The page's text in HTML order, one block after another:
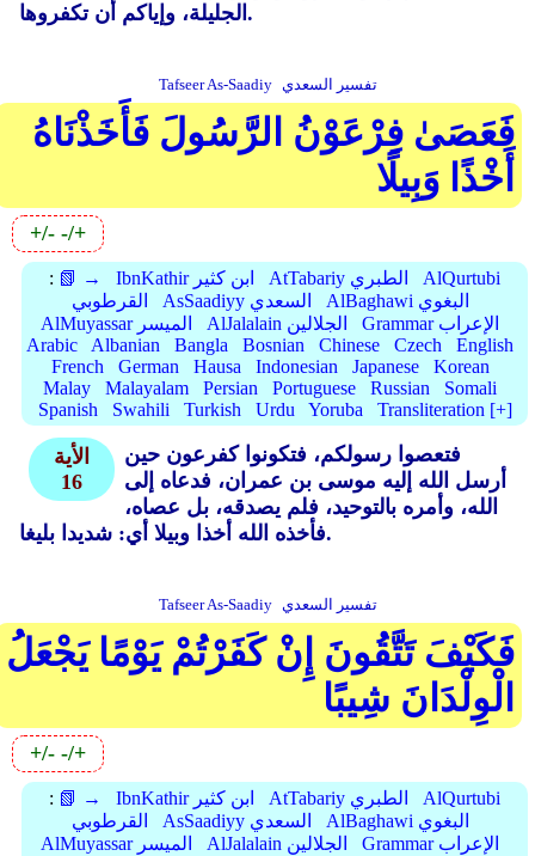
الجليلة، وإياكم أن تكفروها.
Tafseer As-Saadiy تفسير السعدي
فَعَصَىٰ فِرْعَوْنُ الرَّسُولَ فَأَخَذْنَاهُ
أَخْذًا وَبِيلًا
+/- -/+
: 📗 → IbnKathir ابن كثير AtTabariy الطبري
AlQurtubi
القرطوبي
AsSaadiyy السعدي
AlBaghawi البغوي
AlMuyassar الميسر
AlJalalain الجلالين
Grammar الإعراب
Arabic
Albanian Bangla Bosnian Chinese Czech
English
French
German Hausa Indonesian Japanese
Korean
Malay
Malayalam Persian Portuguese Russian
Somali
Spanish
Swahili Turkish Urdu Yoruba Transliteration [+]
الأية
16
فتعصوا رسولكم، فتكونوا كفرعون حين
أرسل الله إليه موسى بن عمران، فدعاه إلى
الله، وأمره بالتوحيد، فلم يصدقه، بل عصاه،
فأخذه الله أخذا وبيلا أي: شديدا بليغا.
Tafseer As-Saadiy تفسير السعدي
فَكَيْفَ تَتَّقُونَ إِنْ كَفَرْتُمْ يَوْمًا يَجْعَلُ
الْوِلْدَانَ شِيبًا
+/- -/+
: 📗 → IbnKathir ابن كثير AtTabariy الطبري
AlQurtubi
القرطوبي
AsSaadiyy السعدي
AlBaghawi البغوي
AlMuyassar الميسر
AlJalalain الجلالين
Grammar الإعراب